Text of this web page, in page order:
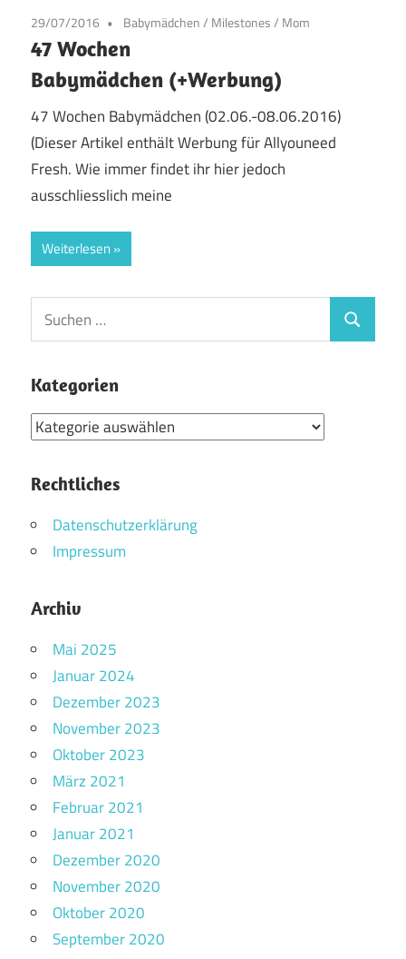
29/07/2016 Babymädchen/ Milestones/ Mom
​47 Wochen
Babymädchen (+Werbung)
​47 Wochen Babymädchen (02.06.-08.06.2016)
(Dieser Artikel enthält Werbung für Allyouneed
Fresh. Wie immer findet ihr hier jedoch
ausschliesslich meine
Weiterlesen
Suchen
nach:
Suchen
Kategorien
Kategorien
Rechtliches
Datenschutzerklärung
Impressum
Archiv
Mai 2025
Januar 2024
Dezember 2023
November 2023
Oktober 2023
März 2021
Februar 2021
Januar 2021
Dezember 2020
November 2020
Oktober 2020
September 2020